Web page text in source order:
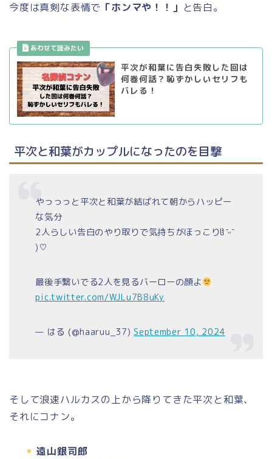
今度は真剣な表情で 「ホンマや！！」 と告白。
平次が和葉に告白失敗した回は
何巻何話？恥ずかしいセリフも
バレる！
平次と和葉がカップルになったのを目撃
やっっっと平次と和葉が結ばれて朝からハッピー
な気分
2人らしい告白のやり取りで気持ちがほっこりჱ̒ ᷇ᵕ ᷆
)♡
最後手繋いでる2人を見るバーローの顔よ
pic.twitter.com/WJLu7B8uKy
— はる (@haaruu_37)September 10, 2024
そして浪速ハルカスの上から降りてきた平次と和葉、
それにコナン。
遠山銀司郎